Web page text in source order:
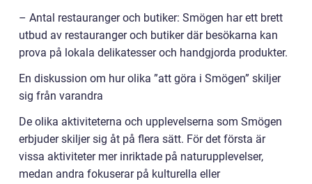
– Antal restauranger och butiker: Smögen har ett brett
utbud av restauranger och butiker där besökarna kan
prova på lokala delikatesser och handgjorda produkter.
En diskussion om hur olika ”att göra i Smögen” skiljer
sig från varandra
De olika aktiviteterna och upplevelserna som Smögen
erbjuder skiljer sig åt på flera sätt. För det första är
vissa aktiviteter mer inriktade på naturupplevelser,
medan andra fokuserar på kulturella eller